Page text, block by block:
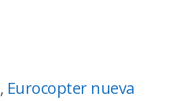
, Eurocopter nueva